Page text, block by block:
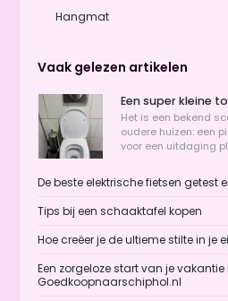
Hangmat
Vaak gelezen artikelen
Een super kleine
Het is een bekend
oudere huizen: een
voor een uitdaging
De beste elektrische fietsen getest
Tips bij een schaaktafel kopen
Hoe creëer je de ultieme stilte in je
Een zorgeloze start van je vakantie
Goedkoopnaarschiphol.nl